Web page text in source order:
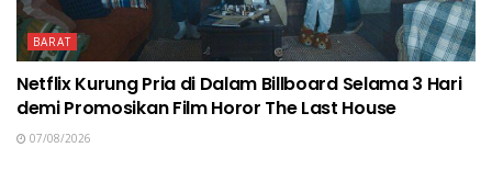
BARAT
Netflix Kurung Pria di Dalam Billboard Selama 3 Hari
demi Promosikan Film Horor The Last House
07/08/2026